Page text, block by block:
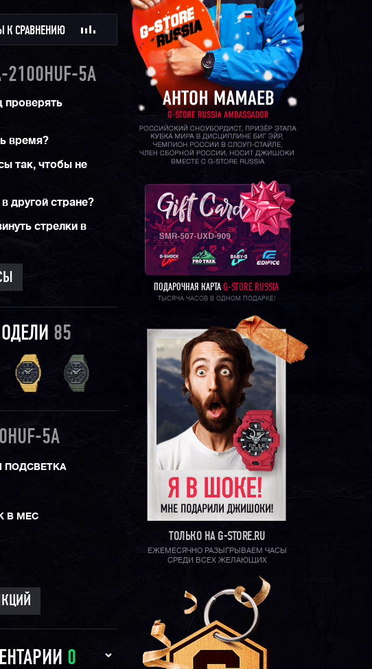
у вас всего несколько
про стандартную для
функции
считывания
яркую двойную
К СРАВНЕНИЮ
2100HUF-5A
проверять
время?
так, чтобы не
другой стране?
стрелки в
85
5A
ПОДСВЕТКА
В МЕС
0
ПОДАРОЧНАЯ КАРТА G-STORE RUSSIA
ТЫСЯЧА ЧАСОВ В ОДНОМ ПОДАРКЕ!
ТОЛЬКО НА G-STORE.RU
ЕЖЕМЕСЯЧНО РАЗЫГРЫВАЕМ ЧАСЫ
СРЕДИ ВСЕХ ЖЕЛАЮЩИХ